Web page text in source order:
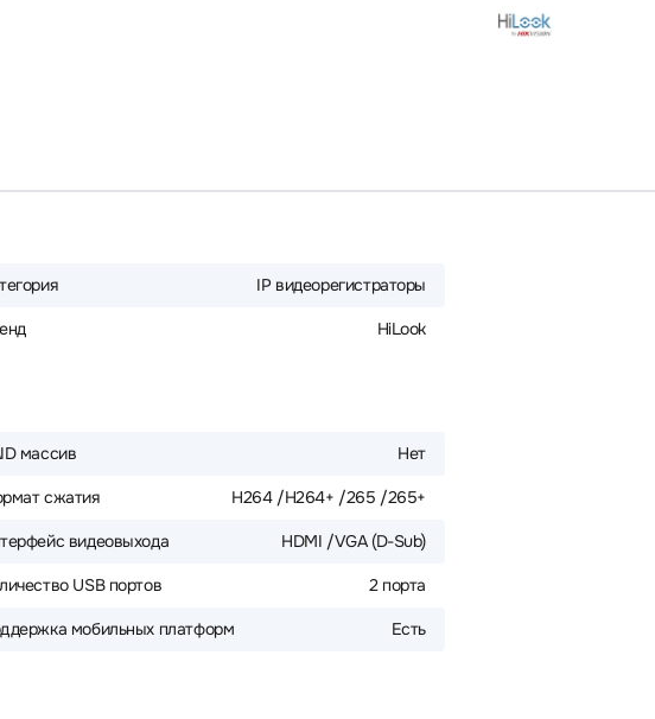
IP видеорегистраторы
HiLook
массив Нет
сжатия H264 /H264+ /265 /265+
видеовыхода HDMI /VGA (D-Sub)
USB портов 2 порта
мобильных платформ Есть